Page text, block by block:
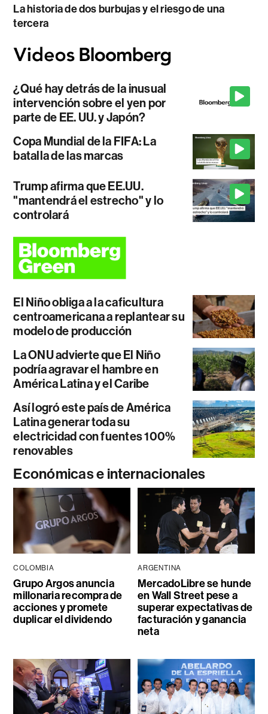
La historia de dos burbujas y el riesgo de una
tercera
¿Qué hay detrás de la inusual
intervención sobre el yen por
parte de EE. UU. y Japón?
Copa Mundial de la FIFA: La
batalla de las marcas
Trump afirma que EE.UU.
"mantendrá el estrecho" y lo
controlará
El Niño obliga a la caficultura
centroamericana a replantear su
modelo de producción
La ONU advierte que El Niño
podría agravar el hambre en
América Latina y el Caribe
Así logró este país de América
Latina generar toda su
electricidad con fuentes 100%
renovables
Económicas e internacionales
COLOMBIA
Grupo Argos anuncia
millonaria recompra de
acciones y promete
duplicar el dividendo
ARGENTINA
MercadoLibre se hunde
en Wall Street pese a
superar expectativas de
facturación y ganancia
neta